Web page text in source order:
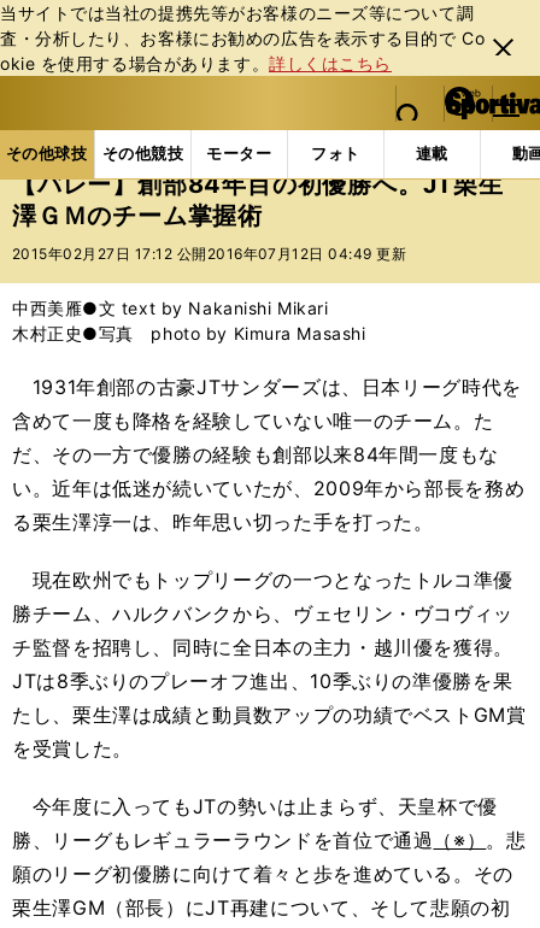
当サイトでは当社の提携先等がお客様のニーズ等について調
査・分析したり、お客様にお勧めの広告を表⽰する⽬的で Co
okie を使⽤する場合があります。詳しくはこちら
閉じ
る
web Sportiva (webスポルティーバ)
検索
マイペ
ー
ジ
メニュ
その他球技 その他競技 モーター フォト 連載 動
ス
ポ
ル
バ
その他球技の記事一覧 バレー 【バレー】創部84年
【バレー】創部84年目の初優勝へ。JT栗生
澤ＧＭのチーム掌握術
2015年02月27日 17:12 公開 2016年07月12日 04:49 更新
中西美雁●文 text by Nakanishi Mikari
木村正史●写真 photo by Kimura Masashi
1931年創部の古豪JTサンダーズは、日本リーグ時代を
含めて一度も降格を経験していない唯一のチーム。た
だ、その一方で優勝の経験も創部以来84年間一度もな
い。近年は低迷が続いていたが、2009年から部長を務め
る栗生澤淳一は、昨年思い切った手を打った。
現在欧州でもトップリーグの一つとなったトルコ準優
勝チーム、ハルクバンクから、ヴェセリン・ヴコヴィッ
チ監督を招聘し、同時に全日本の主力・越川優を獲得。
JTは8季ぶりのプレーオフ進出、10季ぶりの準優勝を果
たし、栗生澤は成績と動員数アップの功績でベストGM賞
を受賞した。
今年度に入ってもJTの勢いは止まらず、天皇杯で優
勝、リーグもレギュラーラウンドを首位で通過 （※） 。悲
願のリーグ初優勝に向けて着々と歩を進めている。その
栗生澤GM（部長）にJT再建について、そして悲願の初